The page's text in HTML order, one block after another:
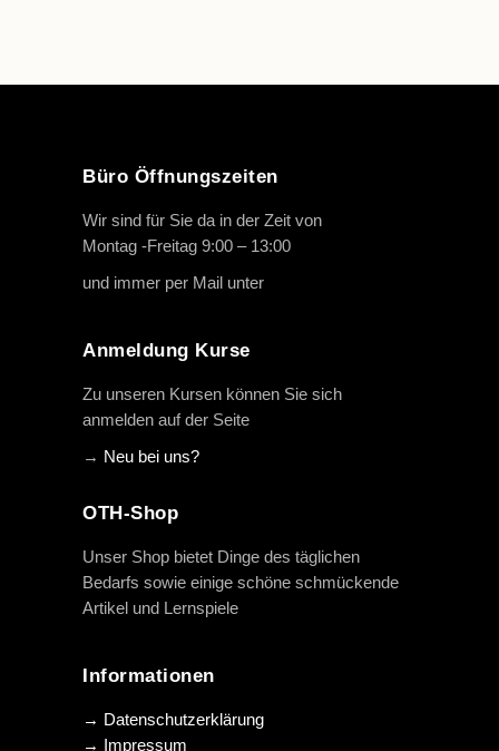
Büro Öffnungszeiten
Wir sind für Sie da in der Zeit von
Montag -Freitag 9:00 – 13:00
und immer per Mail unter
Anmeldung Kurse
Zu unseren Kursen können Sie sich
anmelden auf der Seite
→ Neu bei uns?
OTH-Shop
Unser Shop bietet Dinge des täglichen
Bedarfs sowie einige schöne schmückende
Artikel und Lernspiele
Informationen
→ Datenschutzerklärung
→ Impressum